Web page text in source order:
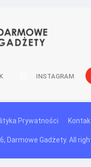
INSTAGRAM
Prywatności
Darmowe Gadżety. All